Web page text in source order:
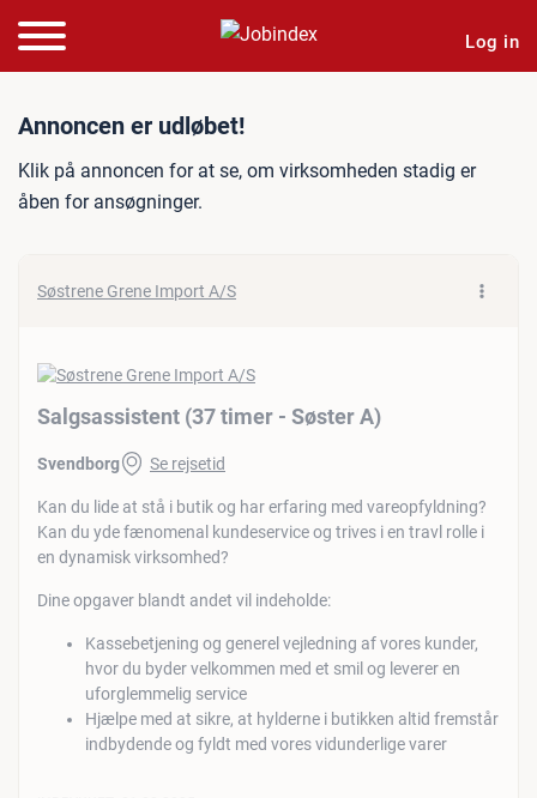
Log in
Jobannonce:
Annoncen er udløbet!
Klik på annoncen for at se, om virksomheden stadig er
åben for ansøgninger.
Søstrene Grene Import A/S
Salgsassistent (37 timer - Søster A)
Svendborg Se rejsetid
Kan du lide at stå i butik og har erfaring med vareopfyldning?
Kan du yde fænomenal kundeservice og trives i en travl rolle i
en dynamisk virksomhed?
Dine opgaver blandt andet vil indeholde:
Kassebetjening og generel vejledning af vores kunder,
hvor du byder velkommen med et smil og leverer en
uforglemmelig service
Hjælpe med at sikre, at hylderne i butikken altid fremstår
indbydende og fyldt med vores vidunderlige varer